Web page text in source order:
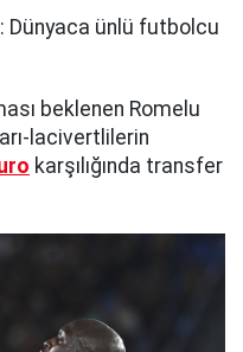
Dünyaca ünlü futbolcu
beklenen Romelu
lacivertlilerin
karşılığında transfer